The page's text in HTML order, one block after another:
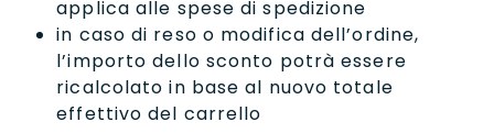
applica alle spese di spedizione
in caso di reso o modifica dell’ordine,
l’importo dello sconto potrà essere
ricalcolato in base al nuovo totale
effettivo del carrello